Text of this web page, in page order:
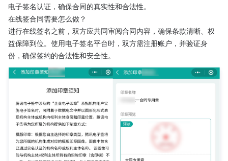
电子签名认证，确保合同的真实性和合法性。
在线签合同需要怎么做？
进行在线签名之前，双方应共同审阅合同内容，确保条款清晰、权
益保障到位。使用电子签名平台时，双方需注册账户，并验证身
份，确保签约的合法性和安全性。